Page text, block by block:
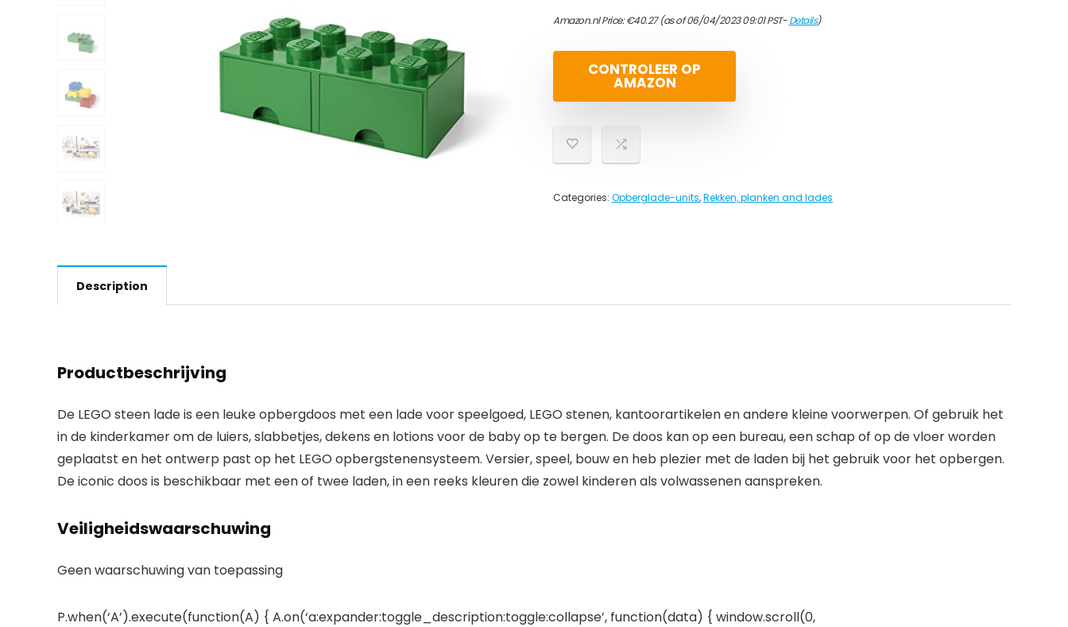
Amazon.nl Price:€40.27(as of 06/04/2023 09:01 PST-Details)
CONTROLEER OP
AMAZON
Categories: Opberglade-units,Rekken, planken and lades
Description
Productbeschrijving
De LEGO steen lade is een leuke opbergdoos met een lade voor speelgoed, LEGO stenen, kantoorartikelen en andere kleine voorwerpen. Of gebruik het
in de kinderkamer om de luiers, slabbetjes, dekens en lotions voor de baby op te bergen. De doos kan op een bureau, een schap of op de vloer worden
geplaatst en het ontwerp past op het LEGO opbergstenensysteem. Versier, speel, bouw en heb plezier met de laden bij het gebruik voor het opbergen.
De iconic doos is beschikbaar met een of twee laden, in een reeks kleuren die zowel kinderen als volwassenen aanspreken.
Veiligheidswaarschuwing
Geen waarschuwing van toepassing
P.when(‘A’).execute(function(A) { A.on(‘a:expander:toggle_description:toggle:collapse’, function(data) { window.scroll(0,